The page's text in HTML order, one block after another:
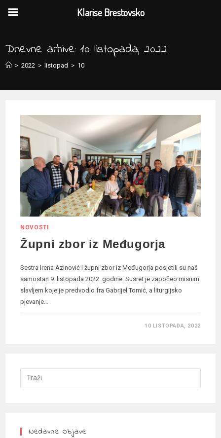
sadržaj
Dnevne arhive: 10 listopada, 2022
> 2022 > listopad > 10
NOVOSTI
Župni zbor iz Međugorja
Sestra Irena Azinović i župni zbor iz Međugorja posjetili su naš
samostan 9. listopada 2022. godine. Susret je započeo misnim
slavljem koje je predvodio fra Gabrijel Tomić, a liturgijsko
pjevanje…
10 LISTOPADA, 2022
Nedavne Objave
Klarise Brestovsko